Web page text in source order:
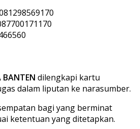
BANTEN dilengkapi kartu
dalam liputan ke narasumber.
bagi yang berminat
ketentuan yang ditetapkan.